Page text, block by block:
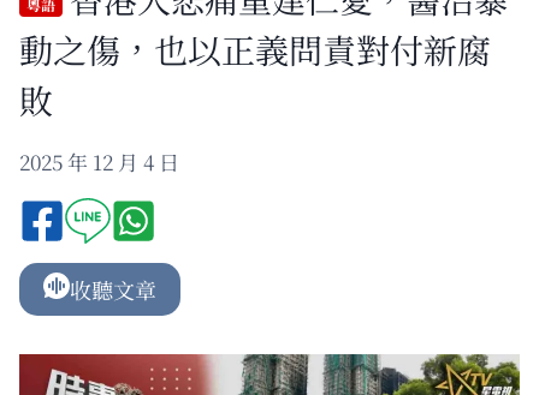
動之傷，也以正義問責對付新腐
敗
2025 年 12 月 4 日
收聽文章